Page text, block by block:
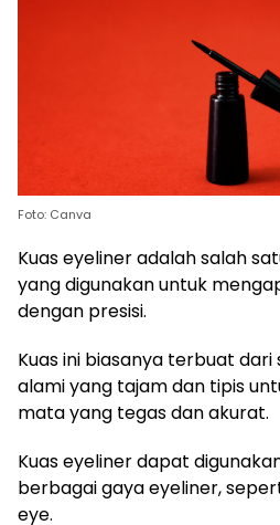
Foto: Canva
Kuas eyeliner adalah salah
yang digunakan untuk
dengan presisi.
Kuas ini biasanya terbuat
alami yang tajam dan tipis
mata yang tegas dan akurat.
Kuas eyeliner dapat
berbagai gaya eyeliner,
eye.